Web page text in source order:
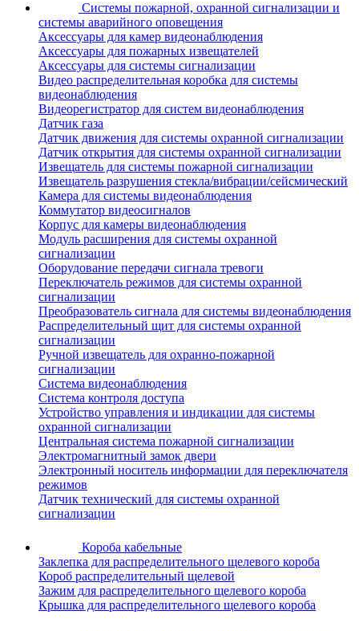
Системы пожарной, охранной сигнализации и
системы аварийного оповещения
Аксессуары для камер видеонаблюдения
Аксессуары для пожарных извещателей
Аксессуары для системы сигнализации
Видео распределительная коробка для системы
видеонаблюдения
Видеорегистратор для систем видеонаблюдения
Датчик газа
Датчик движения для системы охранной сигнализации
Датчик открытия для системы охранной сигнализации
Извещатель для системы пожарной сигнализации
Извещатель разрушения стекла/вибрации/сейсмический
Камера для системы видеонаблюдения
Коммутатор видеосигналов
Корпус для камеры видеонаблюдения
Модуль расширения для системы охранной
сигнализации
Оборудование передачи сигнала тревоги
Переключатель режимов для системы охранной
сигнализации
Преобразователь сигнала для системы видеонаблюдения
Распределительный щит для системы охранной
сигнализации
Ручной извещатель для охранно-пожарной
сигнализации
Система видеонаблюдения
Система контроля доступа
Устройство управления и индикации для системы
охранной сигнализации
Центральная система пожарной сигнализации
Электромагнитный замок двери
Электронный носитель информации для переключателя
режимов
Датчик технический для системы охранной
сигнализации
Короба кабельные
Заклепка для распределительного щелевого короба
Короб распределительный щелевой
Зажим для распределительного щелевого короба
Крышка для распределительного щелевого короба